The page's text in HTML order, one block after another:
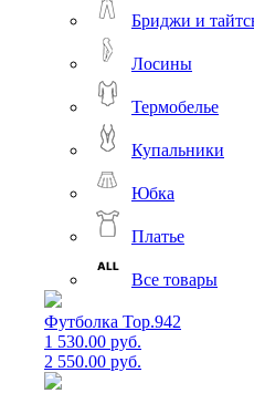
Бриджи и
Лосины
Термобелье
Купальники
Юбка
Платье
Все товары
Футболка Top.942
1 530.00 руб.
2 550.00 руб.